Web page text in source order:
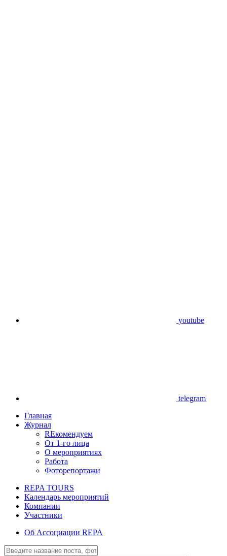
youtube
telegram
Главная
Журнал
REкомендуем
От 1-го лица
О мероприятиях
Работа
Фоторепортажи
REPA TOURS
Календарь мероприятий
Компании
Участники
Об Ассоциации REPA